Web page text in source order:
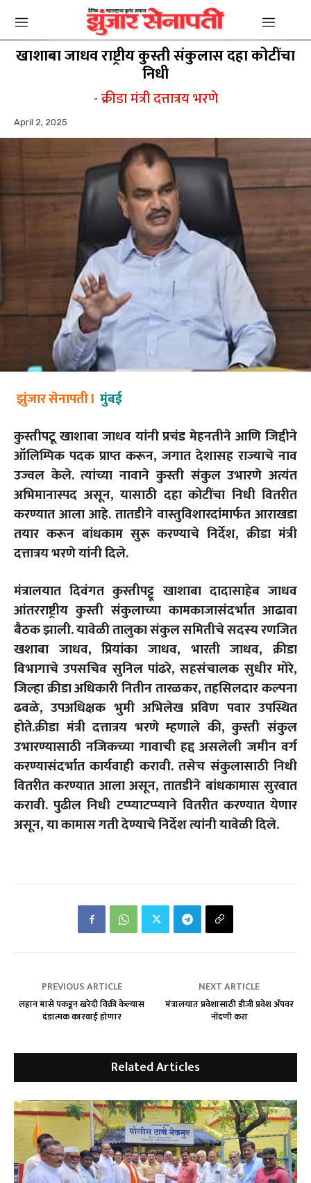
खाशाबा जाधव राष्ट्रीय कुस्ती संकुलास दहा कोटींचा
निधी
- क्रीडा मंत्री दत्तात्रय भरणे
April 2, 2025
झुंजार सेनापती l मुंबई
कुस्तीपटू खाशाबा जाधव यांनी प्रचंड मेहनतीने आणि जिद्दीने
ऑलिम्पिक पदक प्राप्त करून, जगात देशासह राज्याचे नाव
उज्वल केले. त्यांच्या नावाने कुस्ती संकुल उभारणे अत्यंत
अभिमानास्पद असून, यासाठी दहा कोटींचा निधी वितरीत
करण्यात आला आहे. तातडीने वास्तुविशारदांमार्फत आराखडा
तयार करून बांधकाम सुरू करण्याचे निर्देश, क्रीडा मंत्री
दत्तात्रय भरणे यांनी दिले.
मंत्रालयात दिवंगत कुस्तीपट्टू खाशाबा दादासाहेब जाधव
आंतरराष्ट्रीय कुस्ती संकुलाच्या कामकाजासंदर्भात आढावा
बैठक झाली. यावेळी तालुका संकुल समितीचे सदस्य रणजित
खशाबा जाधव, प्रियांका जाधव, भारती जाधव, क्रीडा
विभागाचे उपसचिव सुनिल पांढरे, सहसंचालक सुधीर मोरे,
जिल्हा क्रीडा अधिकारी नितीन तारळकर, तहसिलदार कल्पना
ढवळे, उपअधिक्षक भुमी अभिलेख प्रविण पवार उपस्थित
होते.क्रीडा मंत्री दत्तात्रय भरणे म्हणाले की, कुस्ती संकुल
उभारण्यासाठी नजिकच्या गावाची हद्द असलेली जमीन वर्ग
करण्यासंदर्भात कार्यवाही करावी. तसेच संकुलासाठी निधी
वितरीत करण्यात आला असून, तातडीने बांधकामास सुरवात
करावी. पुढील निधी टप्प्याटप्प्याने वितरीत करण्यात येणार
असून, या कामास गती देण्याचे निर्देश त्यांनी यावेळी दिले.
PREVIOUS ARTICLE
लहान मासे पकडून खरेदी विक्री केल्यास
दंडात्मक कारवाई होणार
NEXT ARTICLE
मंत्रालयात प्रवेशासाठी डीजी प्रवेश ॲपवर
नोंदणी करा
Related Articles